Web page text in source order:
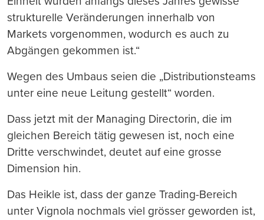
strukturelle Veränderungen innerhalb von
Markets vorgenommen, wodurch es auch zu
Abgängen gekommen ist.“
Wegen des Umbaus seien die „Distributionsteams
unter eine neue Leitung gestellt“ worden.
Dass jetzt mit der Managing Directorin, die im
gleichen Bereich tätig gewesen ist, noch eine
Dritte verschwindet, deutet auf eine grosse
Dimension hin.
Das Heikle ist, dass der ganze Trading-Bereich
unter Vignola nochmals viel grösser geworden ist,